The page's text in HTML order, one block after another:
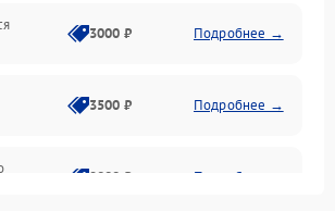
3000 ₽ Подробнее →
3500 ₽ Подробнее →
2800 ₽ Подробнее →